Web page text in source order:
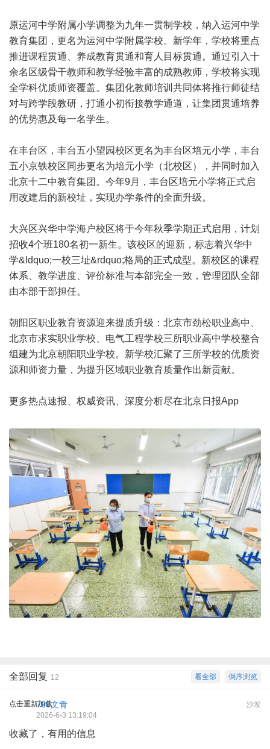
原运河中学附属小学调整为九年一贯制学校，纳入运河中学
教育集团，更名为运河中学附属学校。新学年，学校将重点
推进课程贯通、养成教育贯通和育人目标贯通。通过引入十
余名区级骨干教师和教学经验丰富的成熟教师，学校将实现
全学科优质师资覆盖。集团化教师培训共同体将推行师徒结
对与跨学段教研，打通小初衔接教学通道，让集团贯通培养
的优势惠及每一名学生。
在丰台区，丰台五小望园校区更名为丰台区培元小学，丰台
五小京铁校区同步更名为培元小学（北校区），并同时加入
北京十二中教育集团。今年9月，丰台区培元小学将正式启
用改建后的新校址，实现办学条件的全面升级。
大兴区兴华中学海户校区将于今年秋季学期正式启用，计划
招收4个班180名初一新生。该校区的迎新，标志着兴华中
学&ldquo;一校三址&rdquo;格局的正式成型。新校区的课程
体系、教学进度、评价标准与本部完全一致，管理团队全部
由本部干部担任。
朝阳区职业教育资源迎来提质升级：北京市劲松职业高中、
北京市求实职业学校、电气工程学校三所职业高中学校整合
组建为北京朝阳职业学校。新学校汇聚了三所学校的优质资
源和师资力量，为提升区域职业教育质量作出新贡献。
更多热点速报、权威资讯、深度分析尽在北京日报App
倒序浏览
看全部
全部回复 12
点击重新加载 沙发
798文青
2026-6-3 13:19:04
收藏了，有用的信息